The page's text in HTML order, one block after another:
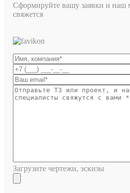
Сформируйте вашу заявки и наш
свяжется
Загрузите чертежи, эскизы